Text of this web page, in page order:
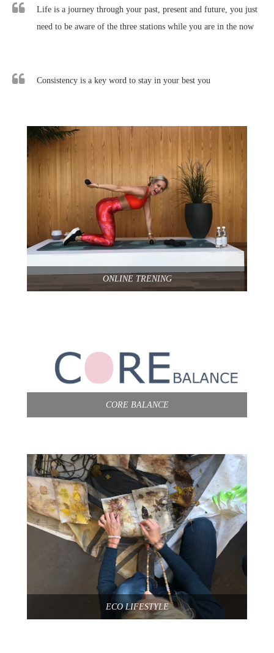
Life is a journey through your past, present and future, you just
need to be aware of the three stations while you are in the now
Consistency is a key word to stay in your best you
ONLINE TRENING
CORE BALANCE
ECO LIFESTYLE